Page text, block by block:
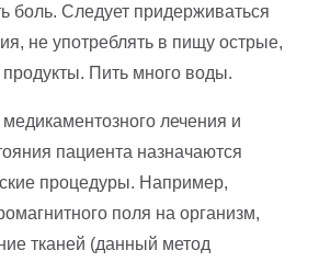
боль. Следует придерживаться
не употреблять в пищу острые,
Пить много воды.
лечения и
пациента назначаются
процедуры. Например,
поля на организм,
тканей (данный метод